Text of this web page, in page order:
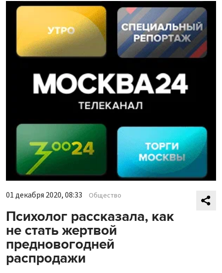
01 декабря 2020, 08:33 Общество
Психолог рассказала, как
не стать жертвой
предновогодней
распродажи